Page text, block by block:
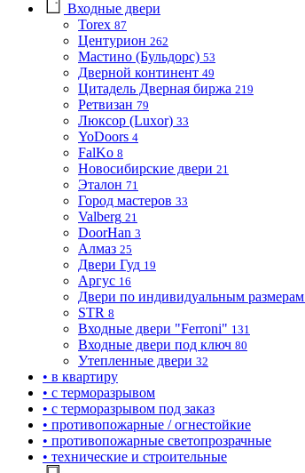
Входные двери
Torex 87
Центурион 262
Мастино (Бульдорс) 53
Дверной континент 49
Цитадель Дверная биржа 219
Ретвизан 79
Люксор (Luxor) 33
YoDoors 4
FalKo 8
Новосибирские двери 21
Эталон 71
Город мастеров 33
Valberg 21
DoorHan 3
Алмаз 25
Двери Гуд 19
Аргус 16
Двери по индивидуальным размерам
STR 8
Входные двери "Ferroni" 131
Входные двери под ключ 80
Утепленные двери 32
• в квартиру
• с терморазрывом
• с терморазрывом под заказ
• противопожарные / огнестойкие
• противопожарные светопрозрачные
• технические и строительные